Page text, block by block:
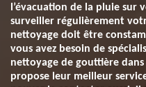
l’évacuation de la pluie
surveiller régulièrement
nettoyage doit être
vous avez besoin de
nettoyage de gouttière
propose leur meilleur